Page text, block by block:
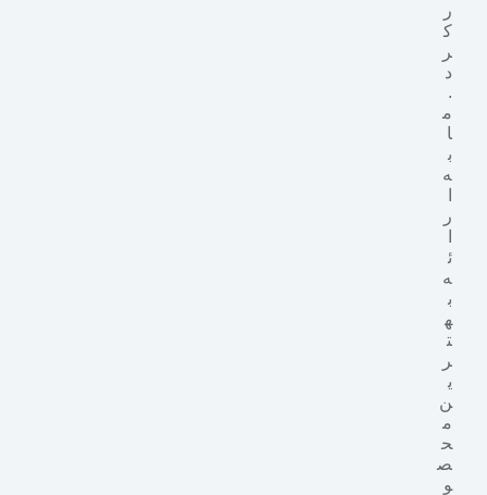
ر
ک
ر
د
.
م
ا
ب
ه
ر
ئ
ه
ب
ه
ت
ر
ی
ن
م
ح
ص
و